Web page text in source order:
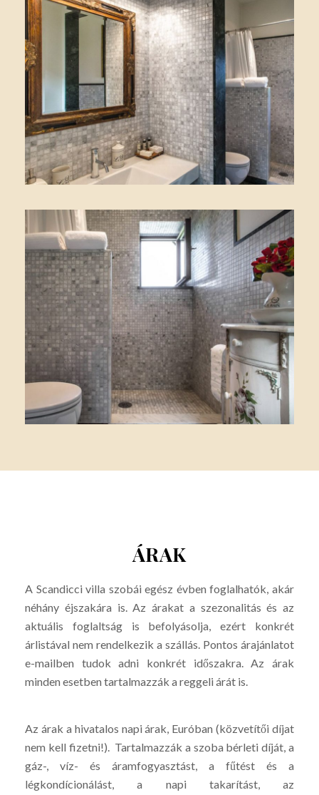
ÁRAK
A Scandicci villa szobái egész évben foglalhatók, akár
néhány éjszakára is. Az árakat a szezonalitás és az
aktuális foglaltság is befolyásolja, ezért konkrét
árlistával nem rendelkezik a szállás. Pontos árajánlatot
e-mailben tudok adni konkrét időszakra. Az árak
minden esetben tartalmazzák a reggeli árát is.
Az árak a hivatalos napi árak, Euróban (közvetítői díjat
nem kell fizetni!). Tartalmazzák a szoba bérleti díját, a
gáz-, víz- és áramfogyasztást, a fűtést és a
légkondícionálást, a napi takarítást, az